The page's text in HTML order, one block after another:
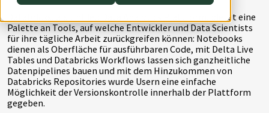
Databricks, als Unified Data Analytics Plattform, bietet eine
Palette an Tools, auf welche Entwickler und Data Scientists
für ihre tägliche Arbeit zurückgreifen können: Notebooks
dienen als Oberfläche für ausführbaren Code, mit Delta Live
Tables und Databricks Workflows lassen sich ganzheitliche
Datenpipelines bauen und mit dem Hinzukommen von
Databricks Repositories wurde Usern eine einfache
Möglichkeit der Versionskontrolle innerhalb der Plattform
gegeben.